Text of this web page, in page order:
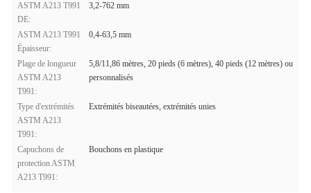
ASTM A213 T991
DE:
3,2-762 mm
ASTM A213 T991
Épaisseur:
0,4-63,5 mm
Plage de longueur
ASTM A213
T991:
5,8/11,86 mètres, 20 pieds (6 mètres), 40 pieds (12 mètres) ou
personnalisés
Type d'extrémités
ASTM A213
T991:
Extrémités biseautées, extrémités unies
Capuchons de
protection ASTM
A213 T991:
Bouchons en plastique